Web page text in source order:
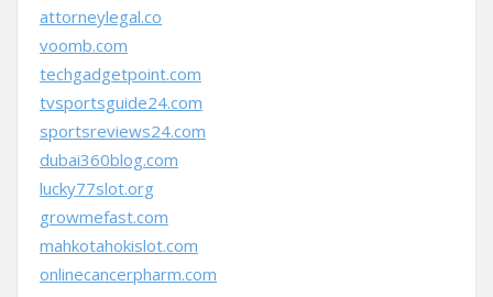
attorneylegal.co
voomb.com
techgadgetpoint.com
tvsportsguide24.com
sportsreviews24.com
dubai360blog.com
lucky77slot.org
growmefast.com
mahkotahokislot.com
onlinecancerpharm.com